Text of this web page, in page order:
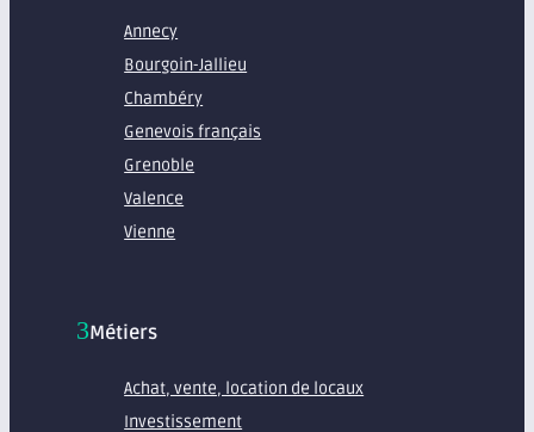
Annecy
Bourgoin-Jallieu
Chambéry
Genevois français
Grenoble
Valence
Vienne
Métiers
Achat, vente, location de locaux
Investissement